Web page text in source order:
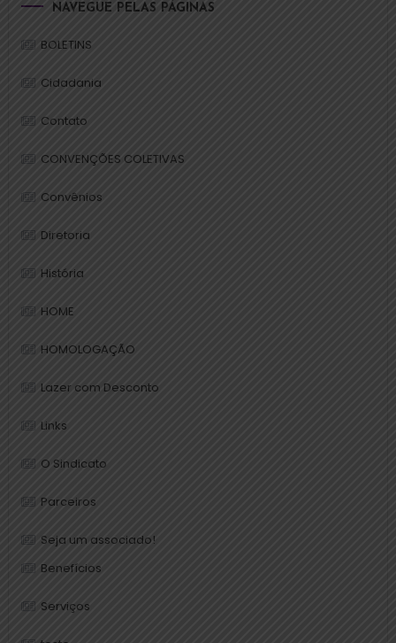
NAVEGUE PELAS PÁGINAS
BOLETINS
Cidadania
Contato
CONVENÇÕES COLETIVAS
Convênios
Diretoria
História
HOME
HOMOLOGAÇÃO
Lazer com Desconto
Links
O Sindicato
Parceiros
Seja um associado!
Benefícios
Serviços